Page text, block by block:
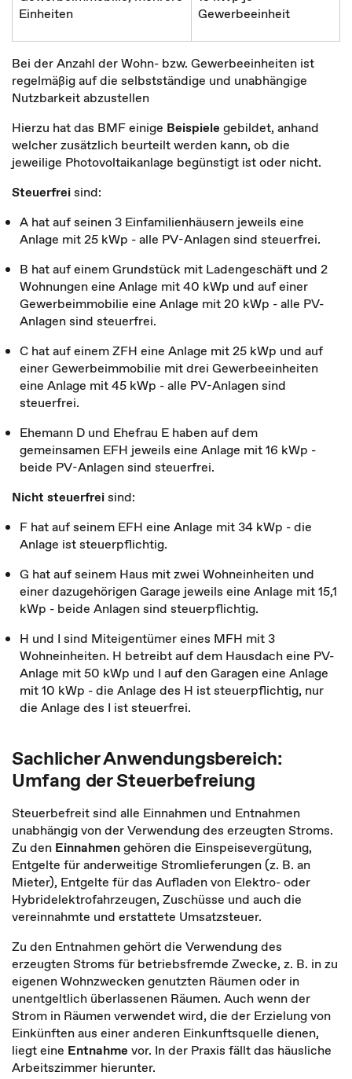
Einheiten
Gewerbeeinheit
Bei der Anzahl der Wohn- bzw. Gewerbeeinheiten ist
regelmäßig auf die selbstständige und unabhängige
Nutzbarkeit abzustellen
Hierzu hat das BMF einige Beispiele gebildet, anhand
welcher zusätzlich beurteilt werden kann, ob die
jeweilige Photovoltaikanlage begünstigt ist oder nicht.
Steuerfreisind:
A hat auf seinen 3 Einfamilienhäusern jeweils eine
Anlage mit 25 kWp - alle PV-Anlagen sind steuerfrei.
B hat auf einem Grundstück mit Ladengeschäft und 2
Wohnungen eine Anlage mit 40 kWp und auf einer
Gewerbeimmobilie eine Anlage mit 20 kWp - alle PV-
Anlagen sind steuerfrei.
C hat auf einem ZFH eine Anlage mit 25 kWp und auf
einer Gewerbeimmobilie mit drei Gewerbeeinheiten
eine Anlage mit 45 kWp - alle PV-Anlagen sind
steuerfrei.
Ehemann D und Ehefrau E haben auf dem
gemeinsamen EFH jeweils eine Anlage mit 16 kWp -
beide PV-Anlagen sind steuerfrei.
Nicht steuerfreisind:
F hat auf seinem EFH eine Anlage mit 34 kWp - die
Anlage ist steuerpflichtig.
G hat auf seinem Haus mit zwei Wohneinheiten und
einer dazugehörigen Garage jeweils eine Anlage mit 15,1
kWp - beide Anlagen sind steuerpflichtig.
H und I sind Miteigentümer eines MFH mit 3
Wohneinheiten. H betreibt auf dem Hausdach eine PV-
Anlage mit 50 kWp und I auf den Garagen eine Anlage
mit 10 kWp - die Anlage des H ist steuerpflichtig, nur
die Anlage des I ist steuerfrei.
Sachlicher Anwendungsbereich:
Umfang der Steuerbefreiung
Steuerbefreit sind alle Einnahmen und Entnahmen
unabhängig von der Verwendung des erzeugten Stroms.
Zu den Einnahmengehören die Einspeisevergütung,
Entgelte für anderweitige Stromlieferungen (z. B. an
Mieter), Entgelte für das Aufladen von Elektro- oder
Hybridelektrofahrzeugen, Zuschüsse und auch die
vereinnahmte und erstattete Umsatzsteuer.
Zu den Entnahmen gehört die Verwendung des
erzeugten Stroms für betriebsfremde Zwecke, z. B. in zu
eigenen Wohnzwecken genutzten Räumen oder in
unentgeltlich überlassenen Räumen. Auch wenn der
Strom in Räumen verwendet wird, die der Erzielung von
Einkünften aus einer anderen Einkunftsquelle dienen,
liegt eine Entnahme vor. In der Praxis fällt das häusliche
Arbeitszimmer hierunter.